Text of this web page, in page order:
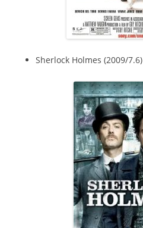
Sherlock Holmes (2009/7.6)